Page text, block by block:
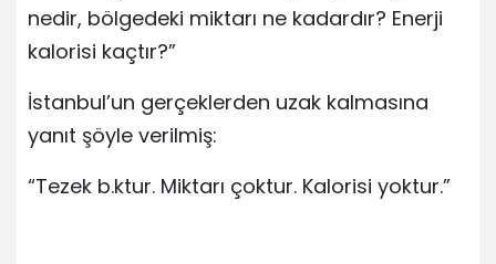
nedir, bölgedeki miktarı ne kadardır? Enerji
kalorisi kaçtır?”
İstanbul’un gerçeklerden uzak kalmasına
yanıt şöyle verilmiş:
“Tezek b.ktur. Miktarı çoktur. Kalorisi yoktur.”